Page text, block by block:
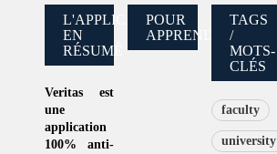
L'APPLICATION
EN
RÉSUMÉ
Veritasest
une
application
100% anti-
POUR
APPRENDRE
TAGS
/
MOTS-
CLÉS
faculty
university